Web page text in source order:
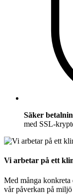
Säker
med SSL-
Vi arbetar på ett
Med många
vår påverkan på